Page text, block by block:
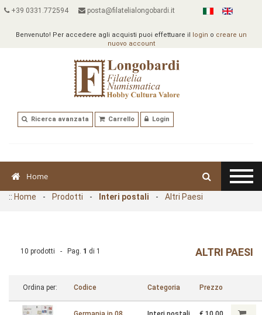
+39 0331.772594 posta@filatelialongobardi.it
Benvenuto! Per accedere agli acquisti puoi effettuare il login o creare un
nuovo account
Ricerca avanzata Carrello Login
Home
:: Home - Prodotti - Interi postali - Altri Paesi
ALTRI PAESI
10 prodotti - Pag. 1 di 1
Ordina per: Codice Categoria Prezzo